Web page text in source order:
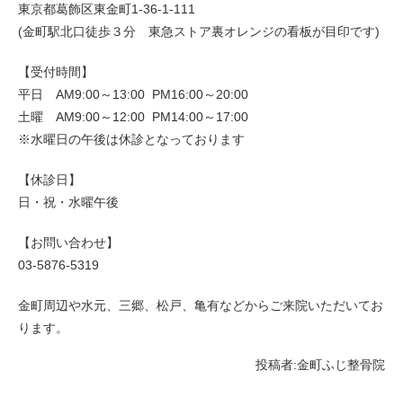
東京都葛飾区東金町1-36-1-111
(金町駅北口徒歩３分 東急ストア裏オレンジの看板が目印です)
【受付時間】
平日 AM9:00～13:00 PM16:00～20:00
土曜 AM9:00～12:00 PM14:00～17:00
※水曜日の午後は休診となっております
【休診日】
日・祝・水曜午後
【お問い合わせ】
03-5876-5319
金町周辺や水元、三郷、松戸、亀有などからご来院いただいてお
ります。
投稿者:金町ふじ整骨院